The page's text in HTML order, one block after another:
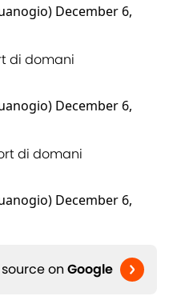
December 6,
di domani
December 6,
di domani
December 6,
on Google